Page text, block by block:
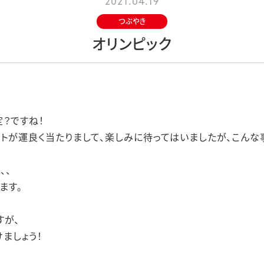
2021.04.19
つぶやき
オリンピック
ですね！
運良く当たりまして、楽しみに待ってはいましたが、こんな事
す。
、
しょう！